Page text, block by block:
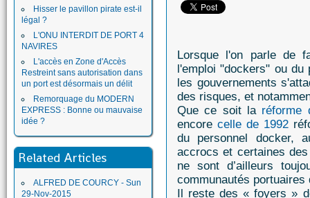
Hisser le pavillon pirate est-il
légal ?
L'ONU INTERDIT DE PORT 4
NAVIRES
L'accès en Zone d'Accès
Restreint sans autorisation dans
un port est désormais un délit
Remorquage du MODERN
EXPRESS : Bonne ou mauvaise
idée ?
Related Articles
ALFRED DE COURCY - Sun
29-Nov-2015
Lorsque l'on parle de
l'emploi "dockers" ou du
les gouvernements
des risques, et
Que ce soit la réforme
encore celle de 1992
du personnel docker,
accrocs et certaines
ne sont d’ailleurs
communautés
Il reste des « foyers »